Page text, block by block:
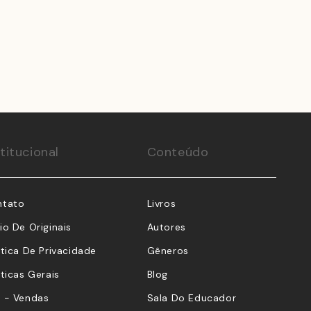
Conteúdo
De Originais
De Privacidade
Gerais
- Vendas
Livros
Autores
Gêneros
Blog
Sala Do Educador